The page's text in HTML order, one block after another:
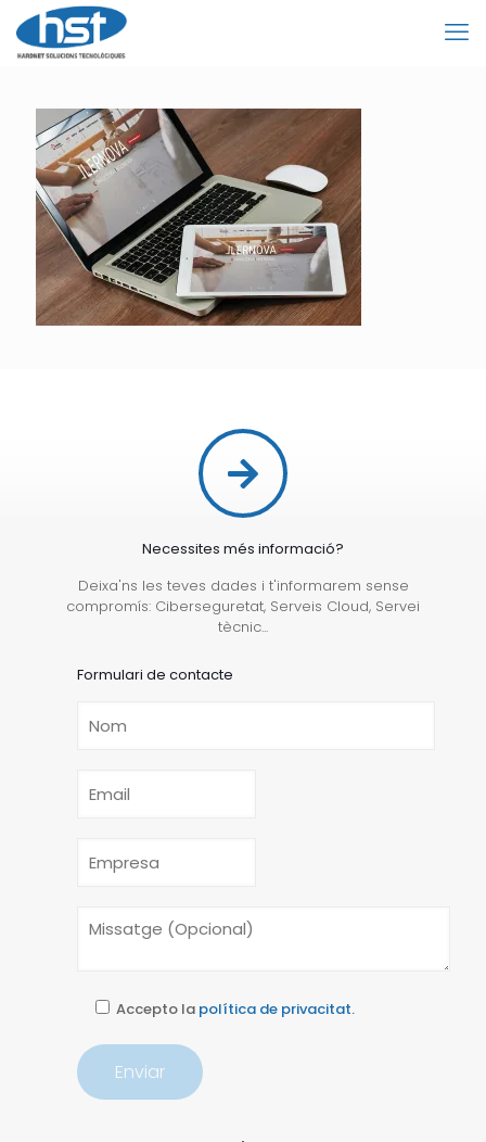
Necessites més informació?
Deixa'ns les teves dades i t'informarem sense
compromís: Ciberseguretat, Serveis Cloud, Servei
tècnic...
Formulari de contacte
Accepto la política de privacitat.